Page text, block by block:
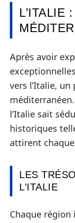
L’ITALIE
Après avoir
vers l’Italie, un
l’Italie sait
historiques
attirent
LES
L’ITALIE
Chaque